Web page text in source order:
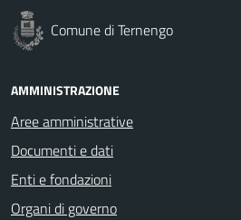
Comune di Ternengo
AMMINISTRAZIONE
Aree amministrative
Documenti e dati
Enti e fondazioni
Organi di governo